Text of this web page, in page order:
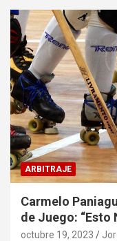
ARBITRAJE
Carmelo
de Juego: “Esto
octubre 19, 2023